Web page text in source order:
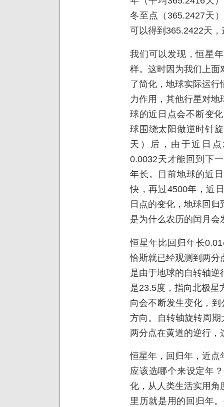
冬至点（365.2427天
可以得到365.2422天
我们可以发现，恒星
样。这时因为我们上面
了简化，地球实际运
力作用，其他行星对
球的近日点会不断变
球围绕太阳做逆时针
天）后，由于近日
0.0032天才能回到下
年长。目前地球的近
快，再过4500年，近
日点的变化，地球回
是为什么农历的闰月
恒星年比回归年长
恰斯就已经观测到两分
是由于地球的自转轴
是23.5度，指向北极星
向会不断发生变化，
方向。自转轴旋转周
两分点在黄道的逆行，
恒星年，回归年，近点
应该选哪个来设定年
化，从人类生活实用角
里历就是用的回归年